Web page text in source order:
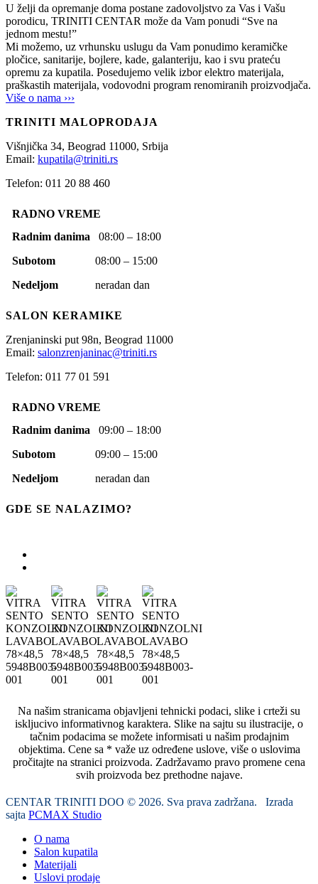
U želji da opremanje doma postane zadovoljstvo za Vas i Vašu
porodicu, TRINITI CENTAR može da Vam ponudi “Sve na
jednom mestu!”
Mi možemo, uz vrhunsku uslugu da Vam ponudimo keramičke
pločice, sanitarije, bojlere, kade, galanteriju, kao i svu prateću
opremu za kupatila. Posedujemo velik izbor elektro materijala,
praškastih materijala, vodovodni program renomiranih proizvodjača.
Više o nama ›››
TRINITI MALOPRODAJA
Višnjička 34, Beograd 11000, Srbija
Email: kupatila@triniti.rs
Telefon: 011 20 88 460
RADNO VREME
Radnim danima 08:00 – 18:00
Subotom 08:00 – 15:00
Nedeljom neradan dan
SALON KERAMIKE
Zrenjaninski put 98n, Beograd 11000
Email: salonzrenjaninac@triniti.rs
Telefon: 011 77 01 591
RADNO VREME
Radnim danima 09:00 – 18:00
Subotom 09:00 – 15:00
Nedeljom neradan dan
GDE SE NALAZIMO?
Na našim stranicama objavljeni tehnicki podaci, slike i crteži su
iskljucivo informativnog karaktera. Slike na sajtu su ilustracije, o
tačnim podacima se možete informisati u našim prodajnim
objektima. Cene sa * važe uz određene uslove, više o uslovima
pročitajte na stranici proizvoda. Zadržavamo pravo promene cena
svih proizvoda bez prethodne najave.
CENTAR TRINITI DOO © 2026. Sva prava zadržana. Izrada
sajta PCMAX Studio
O nama
Salon kupatila
Materijali
Uslovi prodaje